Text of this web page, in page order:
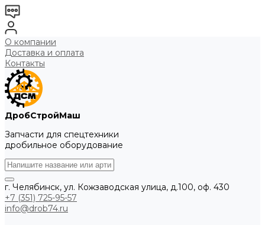
О компании
Доставка и оплата
Контакты
ДробСтройМаш
Запчасти для спецтехники
дробильное оборудование
г. Челябинск, ул. Кожзаводская улица, д.100, оф. 430
+7 (351) 725-95-57
info@drob74.ru